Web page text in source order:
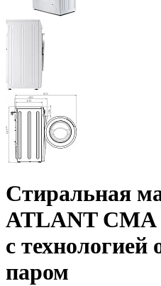
Стиральная
ATLANT СМА
с технологией
паром